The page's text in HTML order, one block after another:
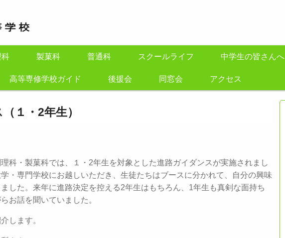
科 製菓科 普通科 スクールライフ 中学生の皆さんへ
高等専修学校ガイド 後援会 同窓会 アクセス
１・2年生）
科・製菓科では、１・2年生を対象とした進路ガイダンスが実施されまし
・専門学校にお越しいただき、生徒たちはブースに分かれて、自分の興味
した。来年に進路決定を控える2年生はもちろん、1年生も真剣な面持ち
お話を聞いていました。
します。